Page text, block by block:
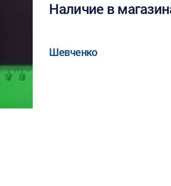
Наличие в
Шевченко